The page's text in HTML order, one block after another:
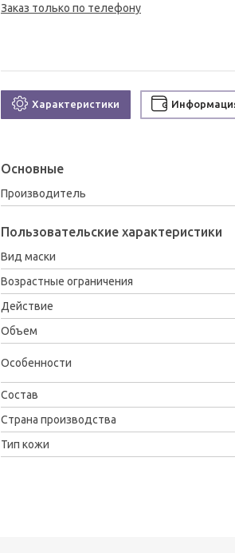
Заказ только по телефону
Характеристики
Основные
Производитель
Пользовательские характеристики
Вид маски
Возрастные ограничения
Действие
Объем
Особенности
Состав
Страна производства
Тип кожи